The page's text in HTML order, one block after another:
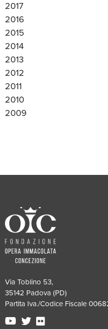
2017
2016
2015
2014
2013
2012
2011
2010
2009
Via Toblino 53,
35142 Padova (PD)
Partita Iva./Codice Fiscale